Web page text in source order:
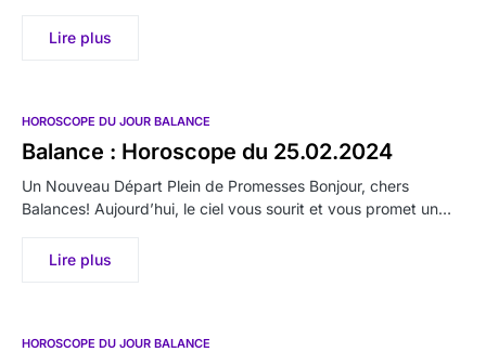
Lire plus
HOROSCOPE DU JOUR BALANCE
Balance : Horoscope du 25.02.2024
Un Nouveau Départ Plein de Promesses Bonjour, chers
Balances! Aujourd’hui, le ciel vous sourit et vous promet un…
Lire plus
HOROSCOPE DU JOUR BALANCE